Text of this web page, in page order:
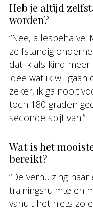
Heb je altijd
worden?
“Nee, allesbehalve!
zelfstandig
dat ik als kind meer
idee wat ik wil
zeker, ik ga nooit
toch 180 graden
seconde spijt van!”
Wat is het
bereikt?
“De verhuizing
trainingsruimte en
vanuit het niets zo